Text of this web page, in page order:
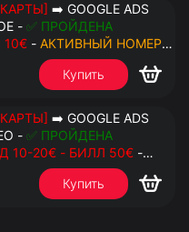
➡️ GOOGLE ADS
- ✅ ПРОЙДЕНА
- АКТИВНЫЙ НОМЕР
2ФА И РЕЗЕРВНЫЕ КОДЫ
ПОЧТА С
В АНТИДЕТЕКТ
Купить
➡️ GOOGLE ADS
- ✅ ПРОЙДЕНА
10-20€ - БИЛЛ 50€ -
ПОВТОРНЫХ СМС-
ФАРМ -
- ПЕРЕДАЧА В
Купить